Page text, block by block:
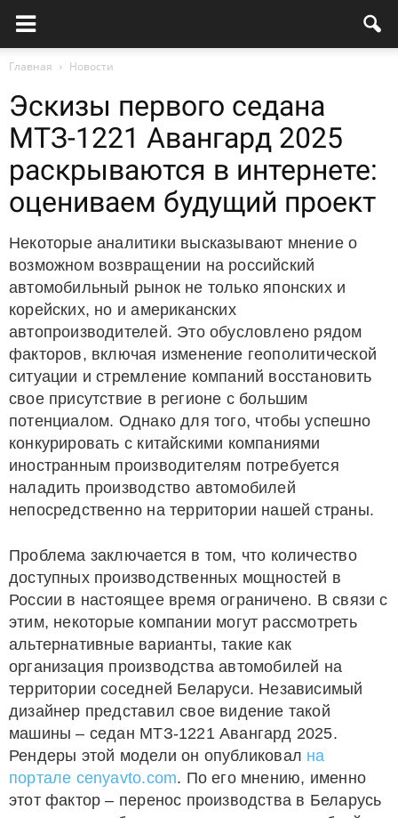
Главная Новости
Эскизы первого седана
МТЗ-1221 Авангард 2025
раскрываются в интернете:
оцениваем будущий проект
Некоторые аналитики высказывают мнение о
возможном возвращении на российский
автомобильный рынок не только японских и
корейских, но и американских
автопроизводителей. Это обусловлено рядом
факторов, включая изменение геополитической
ситуации и стремление компаний восстановить
свое присутствие в регионе с большим
потенциалом. Однако для того, чтобы успешно
конкурировать с китайскими компаниями
иностранным производителям потребуется
наладить производство автомобилей
непосредственно на территории нашей страны.
Проблема заключается в том, что количество
доступных производственных мощностей в
России в настоящее время ограничено. В связи с
этим, некоторые компании могут рассмотреть
альтернативные варианты, такие как
организация производства автомобилей на
территории соседней Беларуси. Независимый
дизайнер представил свое видение такой
машины – седан МТЗ-1221 Авангард 2025.
Рендеры этой модели он опубликовал на
портале cenyavto.com. По его мнению, именно
этот фактор – перенос производства в Беларусь